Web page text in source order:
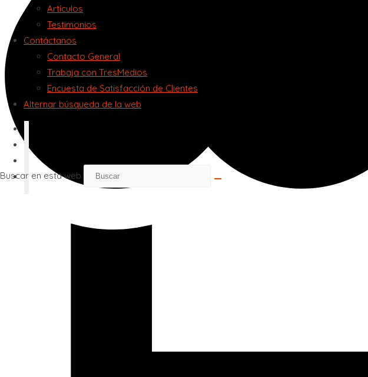
Artículos
Testimonios
Contáctanos
Contacto General
Trabaja con TresMedios
Encuesta de Satisfacción de Clientes
Alternar búsqueda de la web
Buscar en esta web